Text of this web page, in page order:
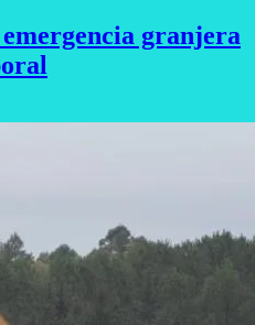
granjera